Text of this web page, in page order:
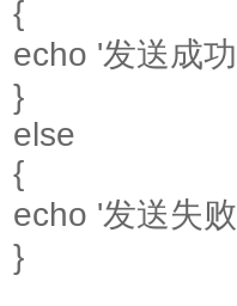
{
echo '发送成
}
else
{
echo '发送失
}